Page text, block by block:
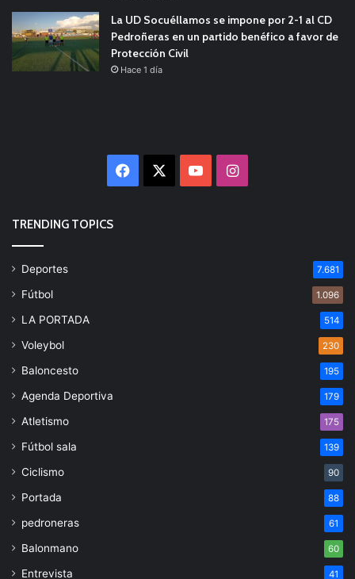
La UD Socuéllamos se impone por 2-1 al CD
Pedroñeras en un partido benéfico a favor de
Protección Civil
Hace 1 día
Facebook YouTubeInstagram
TRENDING TOPICS
Deportes 7.681
Fútbol 1.096
LA PORTADA 514
Voleybol 230
Baloncesto 195
Agenda Deportiva 179
Atletismo 175
Fútbol sala 139
Ciclismo 90
Portada 88
pedroneras 61
Balonmano 60
Entrevista 41